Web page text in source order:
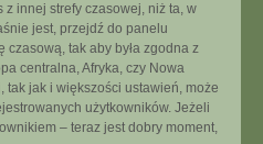
z innej strefy czasowej, niż ta, w
jest, przejdź do panelu
tak aby była zgodna z
centralna, Afryka, czy Nowa
tak jak i większości ustawień, może
użytkowników. Jeżeli
– teraz jest dobry moment,